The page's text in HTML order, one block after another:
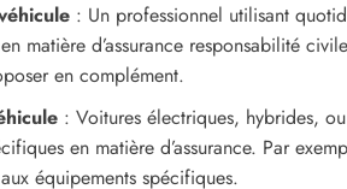
: Un professionnel utilisant
matière d’assurance responsabilité
en complément.
: Voitures électriques, hybrides,
en matière d’assurance. Par
équipements spécifiques.